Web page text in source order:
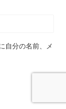
自分の名前、メ